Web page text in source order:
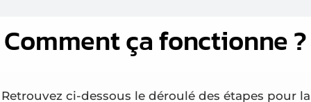
Comment ça fonctionne ?
Retrouvez ci-dessous le déroulé des étapes pour la